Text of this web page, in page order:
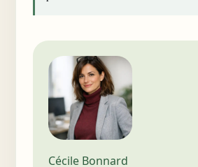
Cécile Bonnard